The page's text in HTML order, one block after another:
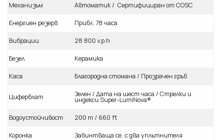
Механизъм Автоматик / Сертифициран от COSC
Енергиен резерв Прибл. 78 часа
Вибрации 28 800 v.p.h
Безел Керамика
Каса Благородна стомана / Прозрачен гръб
Циферблат Зелен / Дата на шест часа / Стрелки и
индекси Super-LumiNova®
Водоустойчивост 200 m / 660 ft
Коронка Завинтваща се, с два уплътнителя